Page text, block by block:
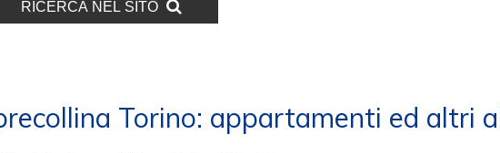
RICERCA NEL SITO
Torino: appartamenti ed altri